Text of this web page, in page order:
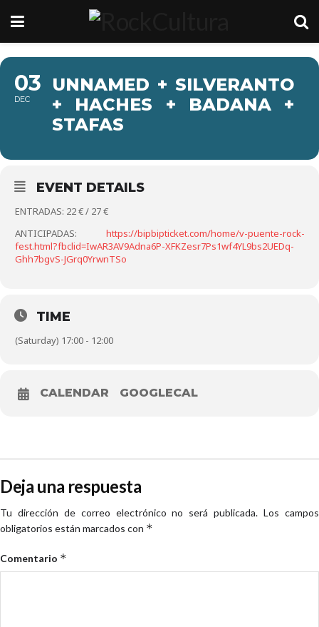
03
DEC
UNNAMED + SILVERANTO
+ HACHES + BADANA +
STAFAS
EVENT DETAILS
ENTRADAS: 22 € / 27 €
ANTICIPADAS: https://bipbipticket.com/home/v-puente-rock-
fest.html?fbclid=IwAR3AV9Adna6P-XFKZesr7Ps1wf4YL9bs2UEDq-
Ghh7bgvS-JGrq0YrwnTSo
TIME
(Saturday) 17:00 - 12:00
CALENDAR GOOGLECAL
Deja una respuesta
Tu dirección de correo electrónico no será publicada. Los campos
obligatorios están marcados con *
Comentario *